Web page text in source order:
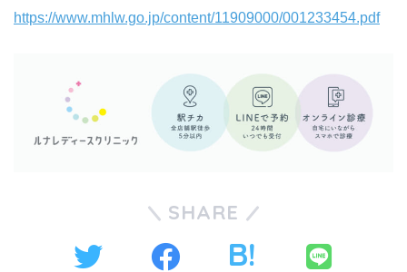
https://www.mhlw.go.jp/content/11909000/001233454.pdf
SHARE